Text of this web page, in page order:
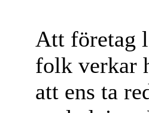
Att företag
folk verkar
att ens ta